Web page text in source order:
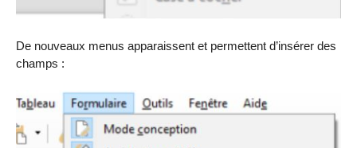
De nouveaux menus apparaissent et permettent d’insérer des
champs :